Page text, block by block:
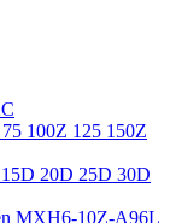
100Z 125 150Z
20D 25D 30D
MXH6-10Z-A96L